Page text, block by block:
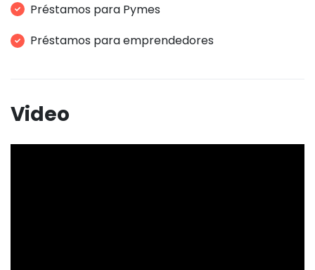
Préstamos para Pymes
Préstamos para emprendedores
Video